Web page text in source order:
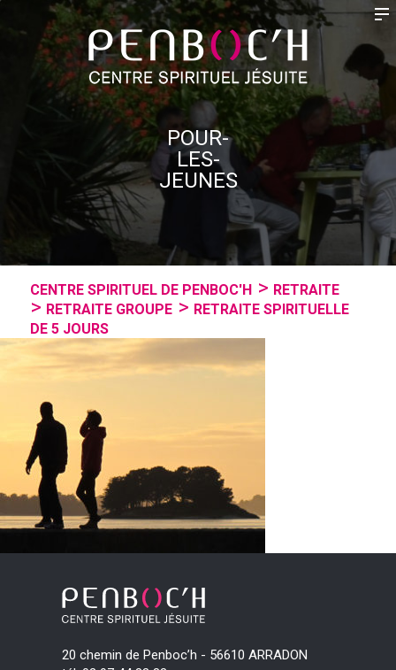
POUR-
LES-
JEUNES
CENTRE SPIRITUEL DE PENBOC'H
RETRAITE
RETRAITE GROUPE
RETRAITE SPIRITUELLE
DE 5 JOURS
20 chemin de Penboc’h - 56610 ARRADON